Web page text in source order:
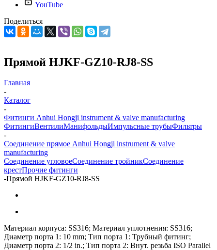
YouTube
Поделиться
Прямой HJKF-GZ10-RJ8-SS
Главная
-
Каталог
-
Фитинги Anhui Hongji instrument & valve manufacturing
ФитингиВентилиМанифольдыИмпульсные трубыФильтры
-
Соединение прямое Anhui Hongji instrument & valve
manufacturing
Соединение угловоеСоединение тройникСоединение
крестПрочие фитинги
-Прямой HJKF-GZ10-RJ8-SS
Материал корпуса: SS316; Материал уплотнения: SS316;
Диаметр порта 1: 10 mm; Тип порта 1: Трубный фитинг;
Диаметр порта 2: 1/2 in.; Тип порта 2: Внут. резьба ISO Parallel